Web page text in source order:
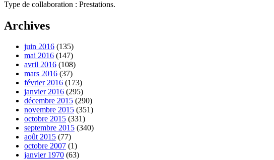
Type de collaboration : Prestations.
Archives
juin 2016 (135)
mai 2016 (147)
avril 2016 (108)
mars 2016 (37)
février 2016 (173)
janvier 2016 (295)
décembre 2015 (290)
novembre 2015 (351)
octobre 2015 (331)
septembre 2015 (340)
août 2015 (77)
octobre 2007 (1)
janvier 1970 (63)